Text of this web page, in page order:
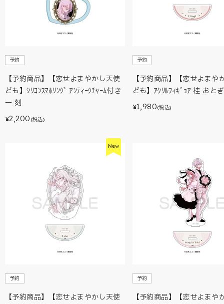
予約
【予約商品】【恋せよまやかし天使
ども】ｼﾘｺﾝｽﾏﾎﾘﾝｸﾞ ｱﾝﾃｨｰｸﾁｬｰﾑ付き
一 刻
¥2,200 (税込)
予約
【予約商品】【恋せよまや
ども】ｱｸﾘﾙﾌｨｷﾞｭｱ 桂 おとぎ
¥1,980(税込)
予約
【予約商品】【恋せよまやかし天使
予約
【予約商品】【恋せよまや